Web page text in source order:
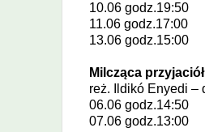
10.06 godz.19:50
11.06 godz.17:00
13.06 godz.15:00
Milcząca
reż.
Ildikó Enyedi –
06.06 godz.14:50
07.06 godz.13:00